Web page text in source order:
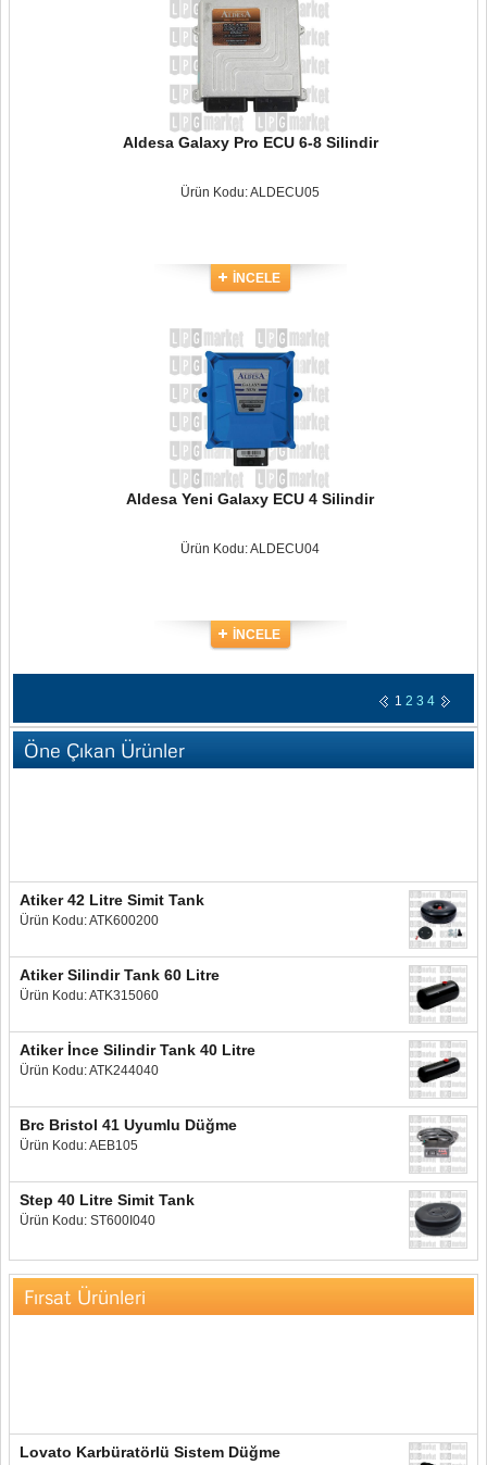
Aldesa Galaxy Pro ECU 6-8 Silindir
Ürün Kodu: ALDECU05
İNCELE
Aldesa Yeni Galaxy ECU 4 Silindir
Ürün Kodu: ALDECU04
İNCELE
1 2 3 4
Öne Çıkan Ürünler
Atiker 42 Litre Simit Tank
Ürün Kodu: ATK600200
Atiker Silindir Tank 60 Litre
Ürün Kodu: ATK315060
Atiker İnce Silindir Tank 40 Litre
Ürün Kodu: ATK244040
Brc Bristol 41 Uyumlu Düğme
Ürün Kodu: AEB105
Step 40 Litre Simit Tank
Ürün Kodu: ST600I040
Fırsat Ürünleri
Lovato Karbüratörlü Sistem Düğme